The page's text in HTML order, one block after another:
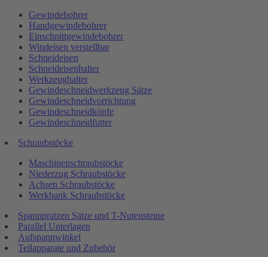
Gewindebohrer
Handgewindebohrer
Einschnittgewindebohrer
Windeisen verstellbar
Schneideisen
Schneideisenhalter
Werkzeughalter
Gewindeschneidwerkzeug Sätze
Gewindeschneidvorrichtung
Gewindeschneidköpfe
Gewindeschneidfutter
Schraubstöcke
Maschinenschraubstöcke
Niederzug Schraubstöcke
Achsen Schraubstöcke
Werkbank Schraubstöcke
Spannpratzen Sätze und T-Nutensteine
Parallel Unterlagen
Aufspannwinkel
Teilapparate und Zubehör